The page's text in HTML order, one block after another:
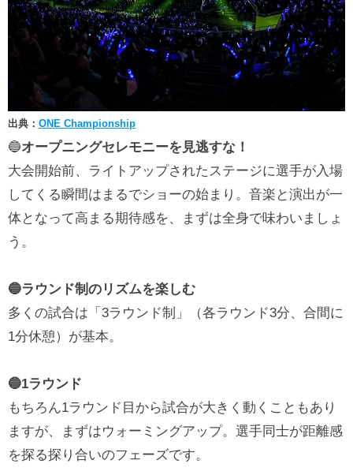
出典： ONE Championship
🔵オープニングセレモニーを見逃すな！
大会開始前、ライトアップされたステージに選手が入場
してくる瞬間はまるでショーの始まり。音楽と演出が一
体となって高まる期待感を、まずは全身で味わいましょ
う。
🔵ラウンド制のリズムを楽しむ
多くの試合は「3ラウンド制」（各ラウンド3分、合間に
1分休憩）が基本。
🔵1ラウンド
もちろん1ラウンド目から試合が大きく動くこともあり
ますが、まずはウォーミングアップ。選手同士が距離感
を探る探り合いのフェーズです。